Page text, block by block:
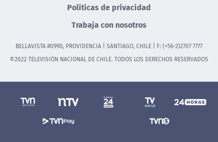
Políticas de privacidad
Trabaja con nosotros
BELLAVISTA #0990, PROVIDENCIA | SANTIAGO, CHILE | F: (+56-2)2707 7777
©2022 TELEVISIÓN NACIONAL DE CHILE. TODOS LOS DERECHOS RESERVADOS